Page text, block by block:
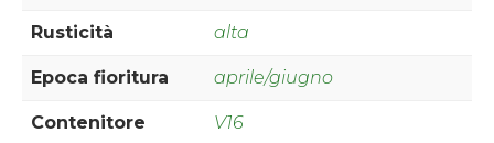
Rusticità alta
Epoca fioritura aprile/giugno
Contenitore V16